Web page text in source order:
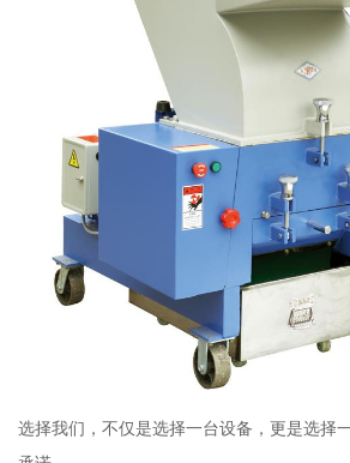
选择我们，不仅是选择一台设备，更是选择